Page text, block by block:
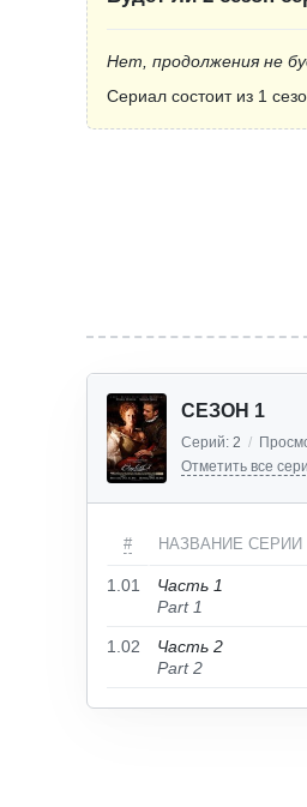
Нет, продолжения не
Сериал состоит из 1
СЕЗОН 1
Серий: 2 /
Отметить все
# НАЗВАНИЕ СЕРИИ
1.01
Часть 1
Part 1
1.02
Часть 2
Part 2